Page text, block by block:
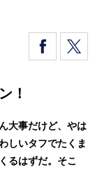
！
大事だけど、やは
しいタフでたくま
るはずだ。そこ